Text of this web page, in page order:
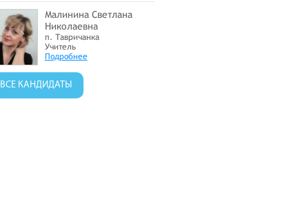
Малинина Светлана
Николаевна
п. Тавричанка
Учитель
Подробнее
ВСЕ КАНДИДАТЫ